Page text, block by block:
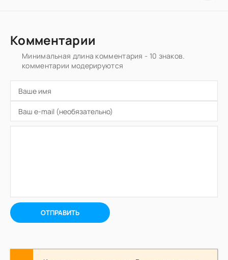
Комментарии
Минимальная длина комментария - 10 знаков.
комментарии модерируются
ОТПРАВИТЬ